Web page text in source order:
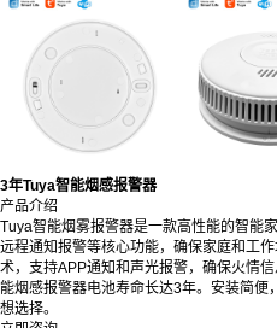
3年Tuya智能烟感报警器
产品介绍
Tuya智能烟雾报警器是一款高性能的智能
远程通知报警等核心功能，确保家庭和工
术，支持APP通知和声光报警，确保火情
能烟感报警器电池寿命长达3年。安装简
想选择。